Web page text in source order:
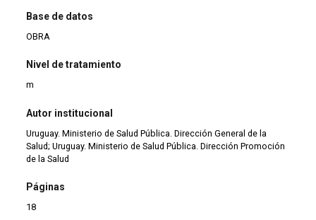
Base de datos
OBRA
Nivel de tratamiento
m
Autor institucional
Uruguay. Ministerio de Salud Pública. Dirección General de la
Salud; Uruguay. Ministerio de Salud Pública. Dirección Promoción
de la Salud
Páginas
18